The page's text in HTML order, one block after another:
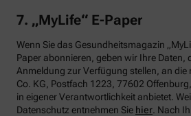
7. „MyLife“ E-Paper
Wenn Sie das Gesundheitsmagazin
Paper abonnieren, geben wir Ihre Daten,
Anmeldung zur Verfügung stellen, an die
Co. KG, Postfach 1223, 77602
in eigener Verantwortlichkeit anbietet.
Datenschutz entnehmen Sie hier . Nach